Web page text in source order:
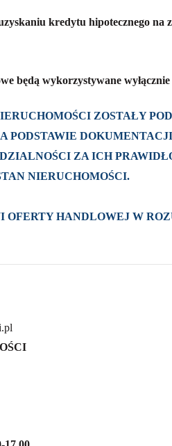
kredytu hipotecznego
będą wykorzystywane
ZOSTAŁY
PODSTAWIE
ZA ICH
NIERUCHOMOŚCI.
OFERTY HANDLOWEJ W